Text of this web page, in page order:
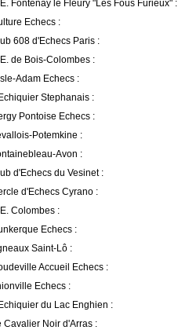
Fontenay le Fleury "Les Fous Furieux" :
Echecs :
608 d'Echecs Paris :
de Bois-Colombes :
Adam Echecs :
Stephanais :
Pontoise Echecs :
Potemkine :
Avon :
d'Echecs du Vesinet :
d'Echecs Cyrano :
Colombes :
Echecs :
Saint-Lô :
Accueil Echecs :
Echecs :
du Lac Enghien :
Cavalier Noir d'Arras :